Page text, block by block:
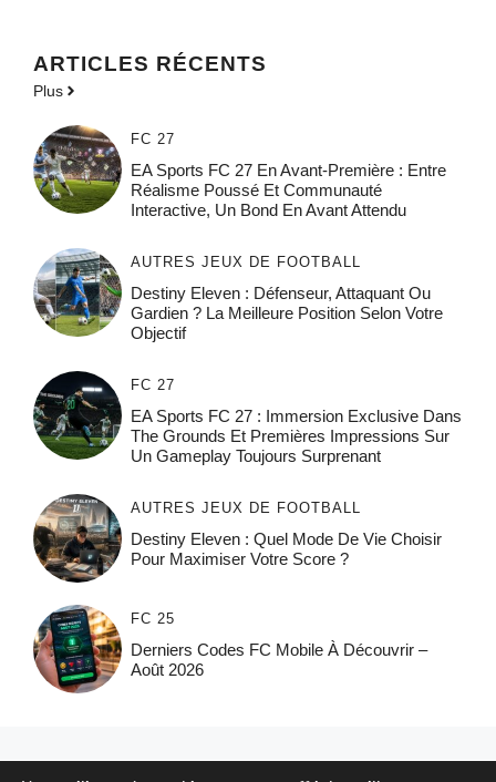
ARTICLES RÉCENTS
Plus
FC 27
EA Sports FC 27 En Avant-Première : Entre
Réalisme Poussé Et Communauté
Interactive, Un Bond En Avant Attendu
AUTRES JEUX DE FOOTBALL
Destiny Eleven : Défenseur, Attaquant Ou
Gardien ? La Meilleure Position Selon Votre
Objectif
FC 27
EA Sports FC 27 : Immersion Exclusive Dans
The Grounds Et Premières Impressions Sur
Un Gameplay Toujours Surprenant
AUTRES JEUX DE FOOTBALL
Destiny Eleven : Quel Mode De Vie Choisir
Pour Maximiser Votre Score ?
FC 25
Derniers Codes FC Mobile À Découvrir –
Août 2026